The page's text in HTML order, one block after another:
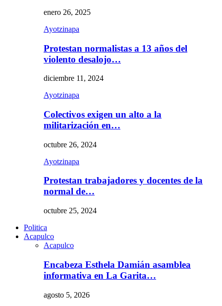
enero 26, 2025
Ayotzinapa
Protestan normalistas a 13 años del
violento desalojo…
diciembre 11, 2024
Ayotzinapa
Colectivos exigen un alto a la
militarización en…
octubre 26, 2024
Ayotzinapa
Protestan trabajadores y docentes de la
normal de…
octubre 25, 2024
Politica
Acapulco
Acapulco
Encabeza Esthela Damián asamblea
informativa en La Garita…
agosto 5, 2026